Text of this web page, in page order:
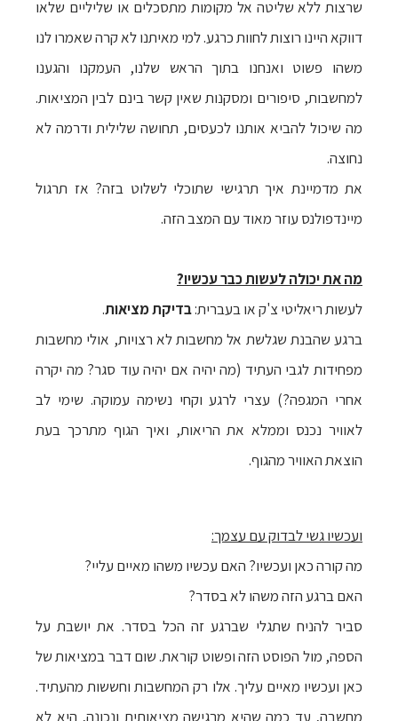
שרצות ללא שליטה אל מקומות מתסכלים או שליליים שלאו
דווקא היינו רוצות לחוות כרגע. למי מאיתנו לא קרה שאמרו לנו
משהו פשוט ואנחנו בתוך הראש שלנו, העמקנו והגענו
למחשבות, סיפורים ומסקנות שאין קשר בינם לבין המציאות.
מה שיכול להביא אותנו לכעסים, תחושה שלילית ודרמה לא
נחוצה.
את מדמיינת איך תרגישי שתוכלי לשלוט בזה? אז תרגול
מיינדפולנס עוזר מאוד עם המצב הזה.
מה את יכולה לעשות כבר עכשיו?
לעשות ריאליטי צ'ק או בעברית:בדיקת מציאות.
ברגע שהבנת שגלשת אל מחשבות לא רצויות, אולי מחשבות
מפחידות לגבי העתיד (מה יהיה אם יהיה עוד סגר? מה יקרה
אחרי המגפה?) עצרי לרגע וקחי נשימה עמוקה. שימי לב
לאוויר נכנס וממלא את הריאות, ואיך הגוף מתרכך בעת
הוצאת האוויר מהגוף.
ועכשיוגשי לבדוק עם עצמך:
מה קורה כאן ועכשיו? האם עכשיו משהו מאיים עליי?
האם ברגע הזה משהו לא בסדר?
סביר להניח שתגלי שברגע זה הכל בסדר. את יושבת על
הספה, מול הפוסט הזה ופשוט קוראת. שום דבר במציאות של
כאן ועכשיו מאיים עליך. אלו רק המחשבות וחששות מהעתיד.
מחשבה, עד כמה שהיא מרגישה מציאותית ונכונה, היא לא